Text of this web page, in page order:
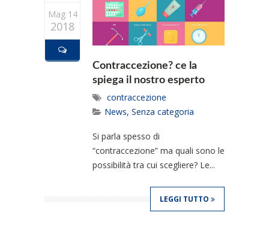
Mag 14
2018
Contraccezione? ce la
spiega il nostro esperto
contraccezione
News, Senza categoria
Si parla spesso di
“contraccezione” ma quali sono le
possibilità tra cui scegliere? Le...
LEGGI TUTTO